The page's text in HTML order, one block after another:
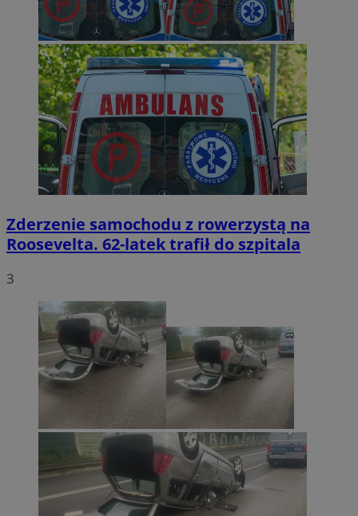
Zderzenie samochodu z rowerzystą na
Roosevelta. 62-latek trafił do szpitala
3